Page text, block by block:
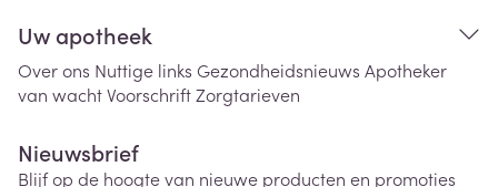
Uw apotheek
Over ons Nuttige links Gezondheidsnieuws Apotheker
van wachtVoorschriftZorgtarieven
Nieuwsbrief
Blijf op de hoogte van nieuwe producten en promoties